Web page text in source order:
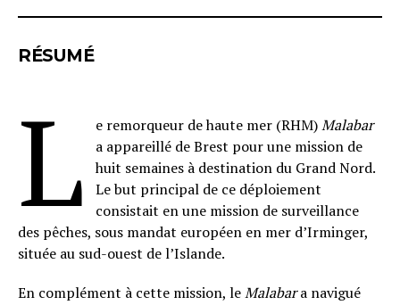
RÉSUMÉ
L e remorqueur de haute mer (RHM)Malabar
a appareillé de Brest pour une mission de
huit semaines à destination du Grand Nord.
Le but principal de ce déploiement
consistait en une mission de surveillance
des pêches, sous mandat européen en mer d’Irminger,
située au sud-ouest de l’Islande.
En complément à cette mission, leMalabara navigué